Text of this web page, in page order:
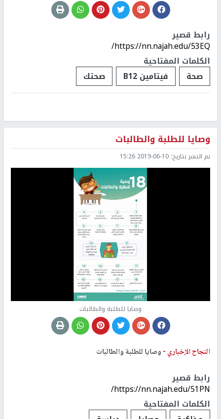
رابط قصير
https://nn.najah.edu/53EQ/
الكلمات المفتاحية
صحة
فيتامين B12 صحتك
وصايا للطلبة والطالبات
تم النشر بتاريخ: 2019-06-10 15:26
وصايا للطلبة والطالبات
النجاح الإخباري -وصايا للطلبة والطالبات
رابط قصير
https://nn.najah.edu/51PN/
الكلمات المفتاحية